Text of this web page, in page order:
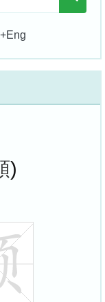
)